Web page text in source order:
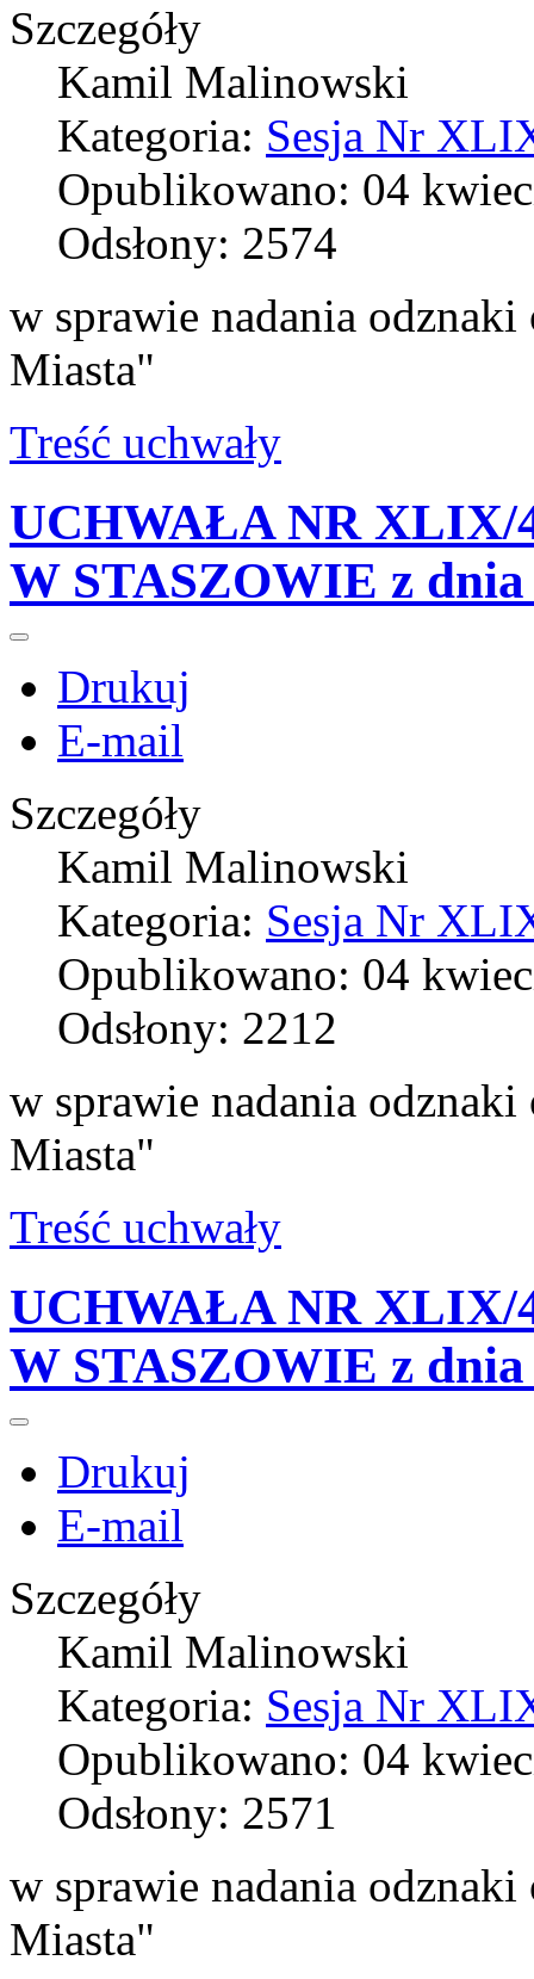
Szczegóły
Kamil Malinowski
Kategoria: Sesja Nr
Opublikowano: 04
Odsłony: 2574
w sprawie nadania
Miasta"
Treść uchwały
UCHWAŁA NR XLIX/
W STASZOWIE z dnia
Drukuj
E-mail
Szczegóły
Kamil Malinowski
Kategoria: Sesja Nr
Opublikowano: 04
Odsłony: 2212
w sprawie nadania
Miasta"
Treść uchwały
UCHWAŁA NR XLIX/
W STASZOWIE z dnia
Drukuj
E-mail
Szczegóły
Kamil Malinowski
Kategoria: Sesja Nr
Opublikowano: 04
Odsłony: 2571
w sprawie nadania
Miasta"